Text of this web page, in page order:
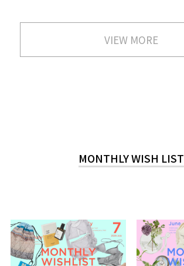
VIEW MORE
MONTHLY WISH LIST